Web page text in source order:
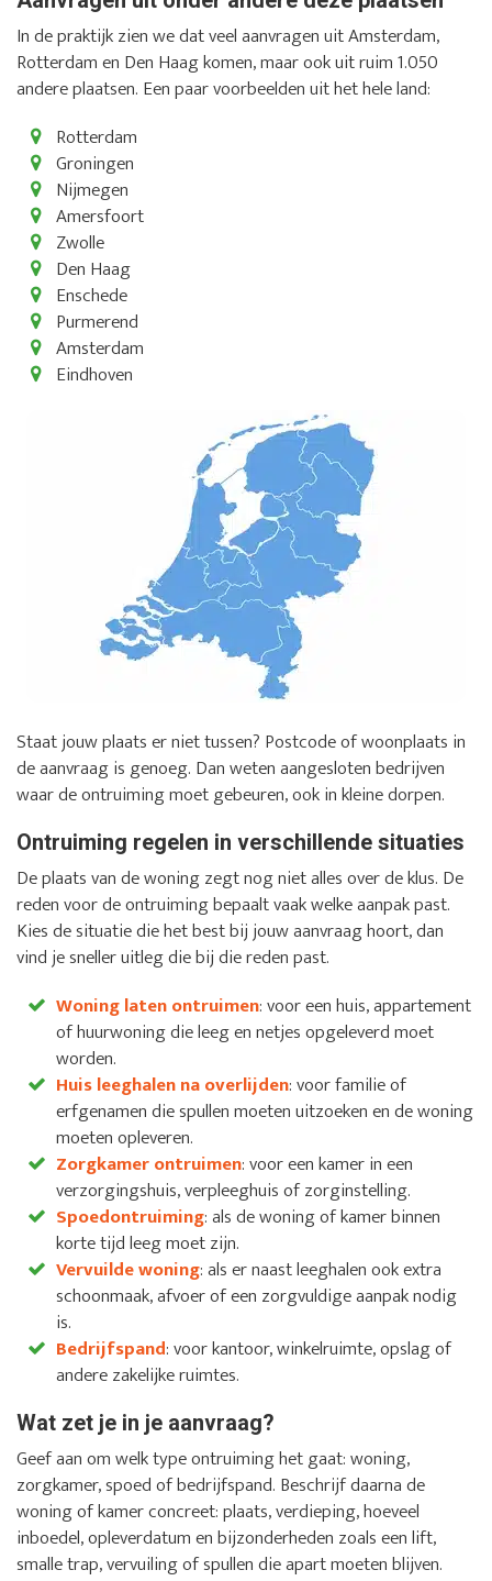
In de praktijk zien we dat veel aanvragen uit Amsterdam,
Rotterdam en Den Haag komen, maar ook uit ruim 1.050
andere plaatsen. Een paar voorbeelden uit het hele land:
Rotterdam
Groningen
Nijmegen
Amersfoort
Zwolle
Den Haag
Enschede
Purmerend
Amsterdam
Eindhoven
Staat jouw plaats er niet tussen? Postcode of woonplaats in
de aanvraag is genoeg. Dan weten aangesloten bedrijven
waar de ontruiming moet gebeuren, ook in kleine dorpen.
Ontruiming regelen in verschillende situaties
De plaats van de woning zegt nog niet alles over de klus. De
reden voor de ontruiming bepaalt vaak welke aanpak past.
Kies de situatie die het best bij jouw aanvraag hoort, dan
vind je sneller uitleg die bij die reden past.
Woning laten ontruimen: voor een huis, appartement
of huurwoning die leeg en netjes opgeleverd moet
worden.
Huis leeghalen na overlijden: voor familie of
erfgenamen die spullen moeten uitzoeken en de woning
moeten opleveren.
Zorgkamer ontruimen: voor een kamer in een
verzorgingshuis, verpleeghuis of zorginstelling.
Spoedontruiming: als de woning of kamer binnen
korte tijd leeg moet zijn.
Vervuilde woning: als er naast leeghalen ook extra
schoonmaak, afvoer of een zorgvuldige aanpak nodig
is.
Bedrijfspand: voor kantoor, winkelruimte, opslag of
andere zakelijke ruimtes.
Wat zet je in je aanvraag?
Geef aan om welk type ontruiming het gaat: woning,
zorgkamer, spoed of bedrijfspand. Beschrijf daarna de
woning of kamer concreet: plaats, verdieping, hoeveel
inboedel, opleverdatum en bijzonderheden zoals een lift,
smalle trap, vervuiling of spullen die apart moeten blijven.